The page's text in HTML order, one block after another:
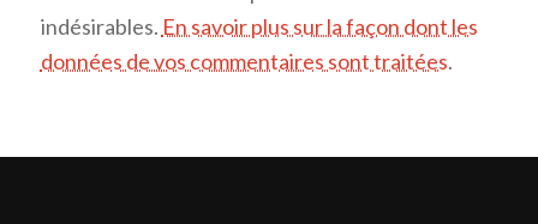
indésirables. En savoir plus sur la façon dont les
données de vos commentaires sont traitées.